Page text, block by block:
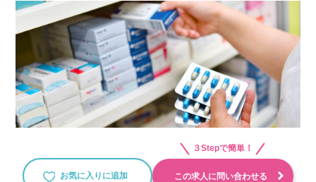
お気に入りに追加
３Stepで簡単！
この求人に問い合わせる